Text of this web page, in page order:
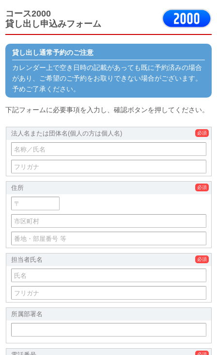
コース2000
貸し出し申込みフォーム
貸し出し通常予約のご注意
カレンダー上で空き日時の記載があっても既に予約済みの場合
があり、ご希望のご予約をお取りできない場合がございます。
予めご了承ください。
下記フォームに必要事項を入力し、確認ボタンを押してください。
法人名または団体名 (個人の方は個人名)
住所
担当者氏名
所属部署名